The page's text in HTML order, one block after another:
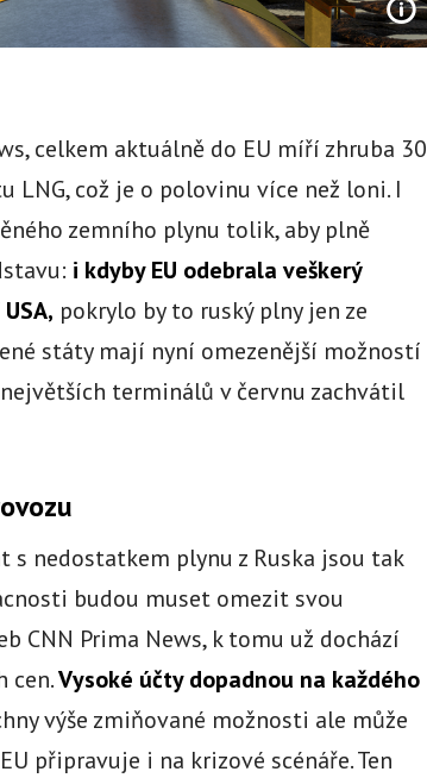
celkem aktuálně do EU míří zhruba 30
LNG, což je o polovinu více než loni. I
zemního plynu tolik, aby plně
i kdyby EU odebrala veškerý
pokrylo by to ruský plny jen ze
státy mají nyní omezenější možností
terminálů v červnu zachvátil
s nedostatkem plynu z Ruska jsou tak
budou muset omezit svou
CNN Prima News, k tomu už dochází
cen.Vysoké účty dopadnou na každého
výše zmiňované možnosti ale může
připravuje i na krizové scénáře. Ten